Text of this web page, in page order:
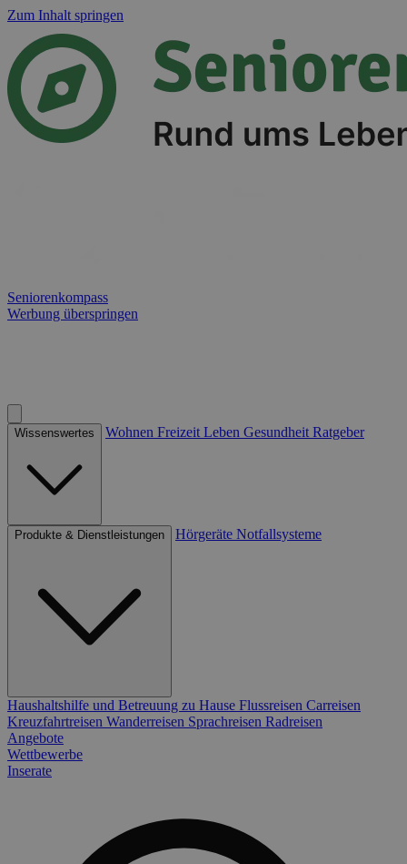
Zum Inhalt springen
Seniorenkompass
Werbung überspringen
Wissenswertes Wohnen Freizeit Leben Gesundheit Ratgeber
Produkte & Dienstleistungen Hörgeräte Notfallsysteme
Haushaltshilfe und Betreuung zu Hause Flussreisen Carreisen
Kreuzfahrtreisen Wanderreisen Sprachreisen Radreisen
Angebote
Wettbewerbe
Inserate